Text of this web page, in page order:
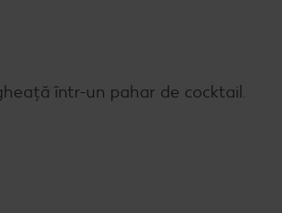
într-un pahar de cocktail.